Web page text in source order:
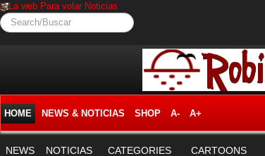
La web Para volar Noticias
Search/Buscar
HOME NEWS & NOTICIAS SHOP A- A+
NEWS NOTICIAS CATEGORIES CARTOONS